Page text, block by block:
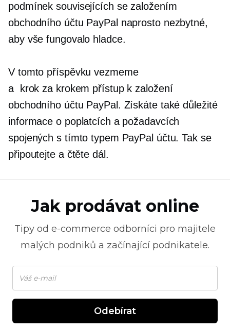
podmínek souvisejících se založením
obchodního účtu PayPal naprosto nezbytné,
aby vše fungovalo hladce.
V tomto příspěvku vezmeme
a
krok za krokem přístup k založení
obchodního účtu PayPal. Získáte také důležité
informace o poplatcích a požadavcích
spojených s tímto typem PayPal účtu. Tak se
připoutejte a čtěte dál.
Jak prodávat online
Tipy od e-commerce odborníci pro majitele
malých podniků a začínající podnikatele.
Odebírat